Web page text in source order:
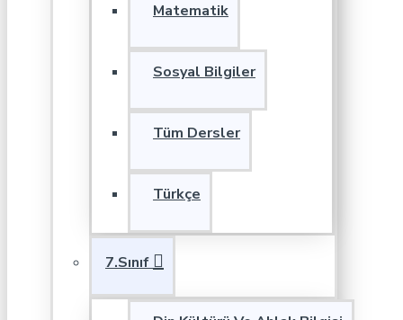
Matematik
Sosyal Bilgiler
Tüm Dersler
Türkçe
7.Sınıf